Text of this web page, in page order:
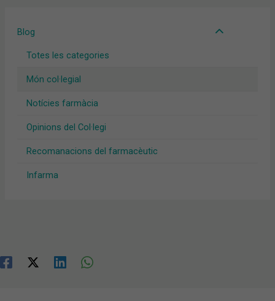
Blog
Totes les categories
Món col·legial
Notícies farmàcia
Opinions del Col·legi
Recomanacions del farmacèutic
Infarma